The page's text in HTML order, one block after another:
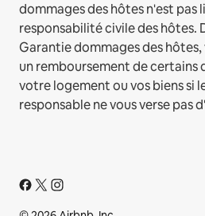
dommages des hôtes n'est pas
responsabilité civile des hôtes.
Garantie dommages des
un remboursement de certains
votre logement ou vos biens si
responsable ne vous verse pas